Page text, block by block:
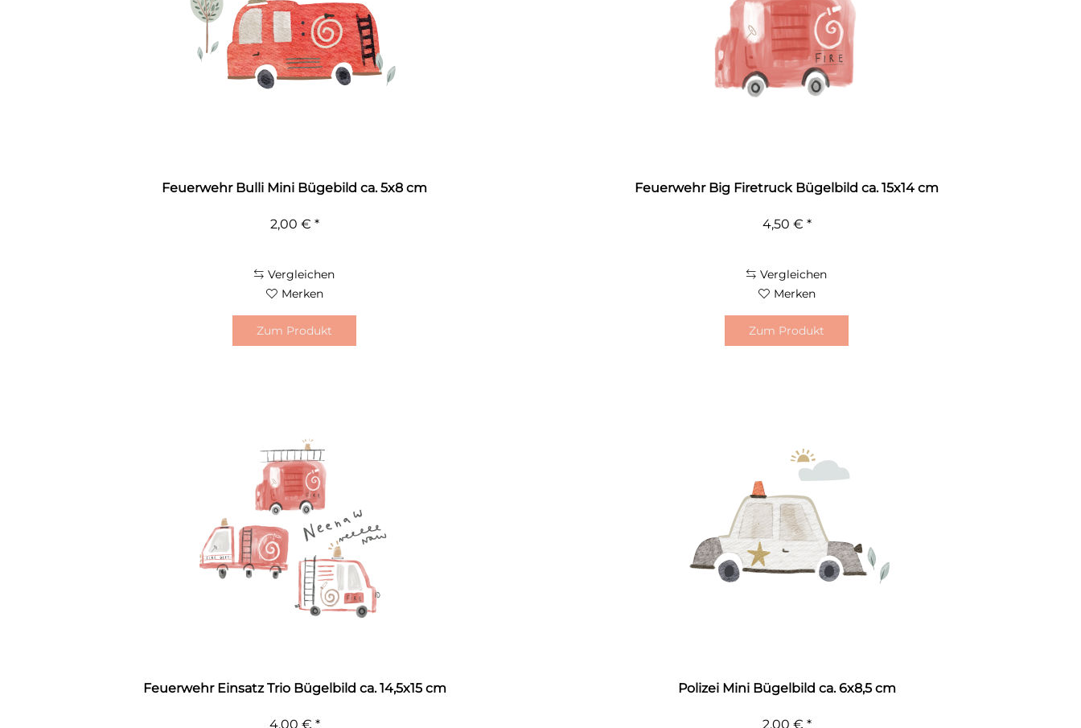
Feuerwehr Bulli Mini Bügebild ca. 5x8 cm
2,00 € *
Vergleichen
Merken
Zum Produkt
Feuerwehr Big Firetruck Bügelbild ca. 15x14 cm
4,50 € *
Vergleichen
Merken
Zum Produkt
Feuerwehr Einsatz Trio Bügelbild ca. 14,5x15 cm
4,00 € *
Polizei Mini Bügelbild ca. 6x8,5 cm
2,00 € *